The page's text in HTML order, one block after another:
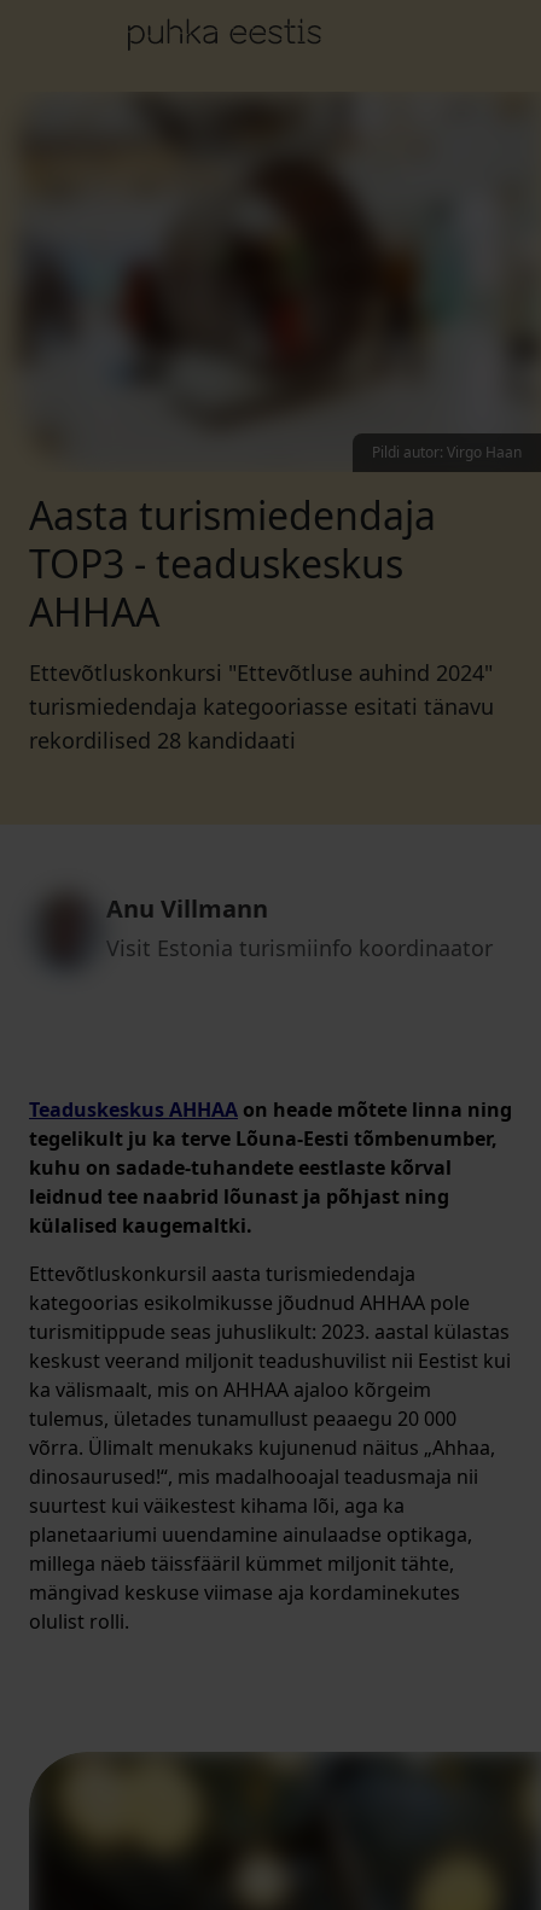
Pildi autor: Virgo Haan
Aasta turismiedendaja
TOP3 - teaduskeskus
AHHAA
Ettevõtluskonkursi "Ettevõtluse auhind 2024"
turismiedendaja kategooriasse esitati tänavu
rekordilised 28 kandidaati
Anu Villmann
Visit Estonia turismiinfo koordinaator
Teaduskeskus AHHAA on heade mõtete linna ning
tegelikult ju ka terve Lõuna-Eesti tõmbenumber,
kuhu on sadade-tuhandete eestlaste kõrval
leidnud tee naabrid lõunast ja põhjast ning
külalised kaugemaltki.
Ettevõtluskonkursil aasta turismiedendaja
kategoorias esikolmikusse jõudnud AHHAA pole
turismitippude seas juhuslikult: 2023. aastal külastas
keskust veerand miljonit teadushuvilist nii Eestist kui
ka välismaalt, mis on AHHAA ajaloo kõrgeim
tulemus, ületades tunamullust peaaegu 20 000
võrra. Ülimalt menukaks kujunenud näitus „Ahhaa,
dinosaurused!“, mis madalhooajal teadusmaja nii
suurtest kui väikestest kihama lõi, aga ka
planetaariumi uuendamine ainulaadse optikaga,
millega näeb täissfääril kümmet miljonit tähte,
mängivad keskuse viimase aja kordaminekutes
olulist rolli.